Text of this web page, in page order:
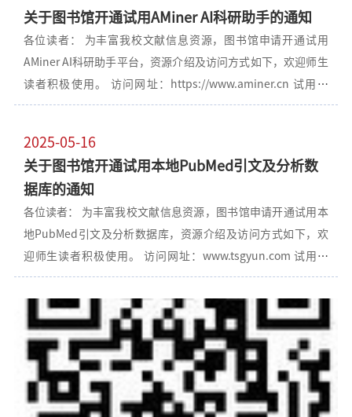
总部位于法国图卢兹，是一家专门研发医学图像及线上学习的
公司。数据库提供约3万张图片，超过 8900 个解剖结构以及超
100 万个经翻译的医学标签。多模态影像（CT/MRI/PET）与3D
解剖模型的交互式学习工具，提供MRI与CT对照解剖标注。支
类别；提供索引功能，帮助用户快速定位感兴趣的解剖结构。
齐齐哈尔医学院图书馆二〇二
关于图书馆开通试用AMiner AI科研助手的通知
各位读者： 为丰富我校文献信息资源，图书馆申请开通试用
AMiner AI科研助手平台，资源介绍及访问方式如下，欢迎师生
读者积极使用。 访问网址：https://www.aminer.cn 试用时
间：即日起至2025年8月25日 访问方式：校园网IP范围内注册
对话式文献知识库，旨在帮助科研人员提高检索、阅读论文的
效率，并获取最新领域的研究动态。平台由清华大学计算机系
研发，后经成果转化。利用 GLM-130B 自研大模型，为用户提
供了一个集检索、阅读、知识问答于一体的私有知识库。用户
可以从 AMiner 或本地上传论文，构建个人文献知识库，并基于
文献库内单篇或多篇论文进行自由问答，以实现高效的信息获
录使用，可实现智能总结、引导阅读、深度问答、私有文献库
等功能。 使用提示：使用资源时请自觉遵守相关法律法规，尊
重知识产权，合理使用。 附件：AMinerAI科研助手使用手册.
2025-05-16
关于图书馆开通试用本地PubMed引文及分析数
据库的通知
各位读者： 为丰富我校文献信息资源，图书馆申请开通试用本
地PubMed引文及分析数据库，资源介绍及访问方式如下，欢
迎师生读者积极使用。 访问网址：www.tsgyun.com 试用时
间：即日起至2025年12月31日 访问方式：校园网IP范围内可直
接访问，激活个人账号后可在校园网IP范围外使用 资源介绍：
《本地PubMed引文及分析数据库》是一个集成的云端外文医
学资源平台，提供的产品及服务包括PubMed引文及数据分析
系统（本地PubMed）、一站式检索、投稿指南、循证医学临
床查询等功能服务。收录了全球 34000 余种生物医学和临床医
学期刊，其中医学类核心期刊总数不少于11600种。 注册说